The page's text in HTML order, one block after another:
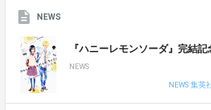
NEWS
『ハニーレモンソーダ』完結記
NEWS
NEWS 集英